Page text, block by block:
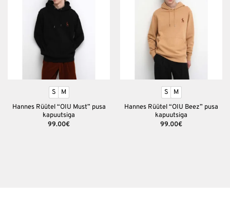
soovinimekirja
S
M
Hannes Rüütel “OIU Must” pusa
kapuutsiga
99.00€
soovinimekirja
S
M
Hannes Rüütel “OIU Beez” pusa
kapuutsiga
99.00€